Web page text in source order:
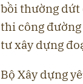
bồi thường dứt
thi công
tư xây dựng
Bộ Xây dựng